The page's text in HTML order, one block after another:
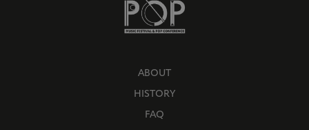
ABOUT
HISTORY
FAQ